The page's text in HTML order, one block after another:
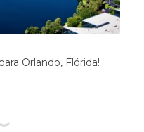
Orlando, Flórida!